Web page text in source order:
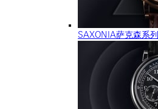
SAXONIA萨克森系列